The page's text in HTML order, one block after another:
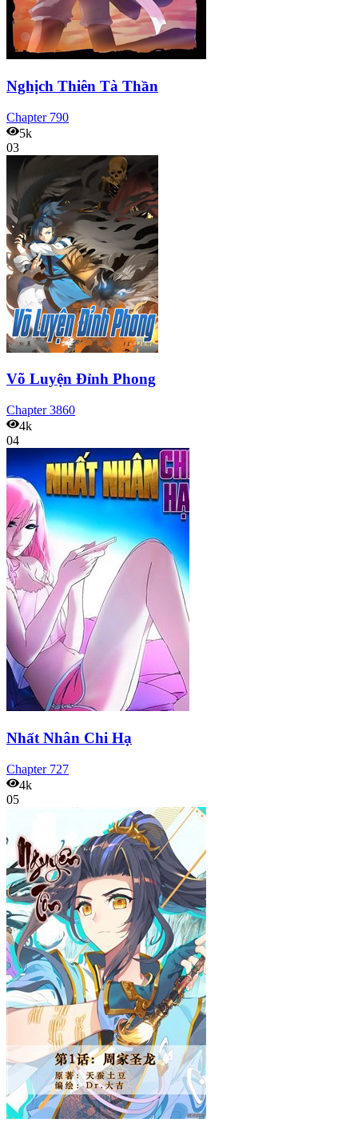
Nghịch Thiên Tà Thần
Chapter 790
5k
03
Võ Luyện Đỉnh Phong
Chapter3860
4k
04
Nhất Nhân Chi Hạ
Chapter 727
4k
05